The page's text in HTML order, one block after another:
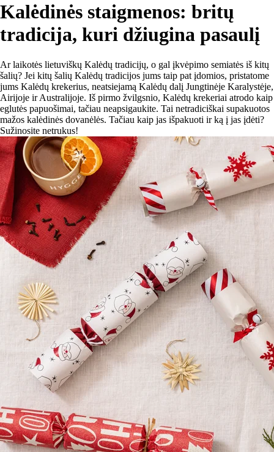
Kalėdinės staigmenos: britų
tradicija, kuri džiugina pasaulį
Ar laikotės lietuviškų Kalėdų tradicijų, o gal įkvėpimo semiatės iš kitų
šalių? Jei kitų šalių Kalėdų tradicijos jums taip pat įdomios, pristatome
jums Kalėdų krekerius, neatsiejamą Kalėdų dalį Jungtinėje Karalystėje,
Airijoje ir Australijoje. Iš pirmo žvilgsnio, Kalėdų krekeriai atrodo kaip
eglutės papuošimai, tačiau neapsigaukite. Tai netradiciškai supakuotos
mažos kalėdinės dovanėlės. Tačiau kaip jas išpakuoti ir ką į jas įdėti?
Sužinosite netrukus!